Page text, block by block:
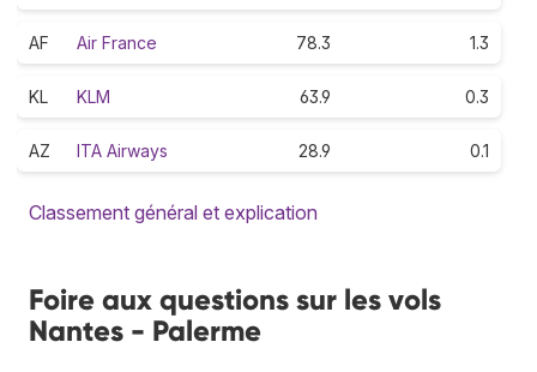
AF Air France 78.3 1.3
KL KLM 63.9 0.3
AZ ITA Airways 28.9 0.1
Classement général et explication
Foire aux questions sur les vols
Nantes - Palerme